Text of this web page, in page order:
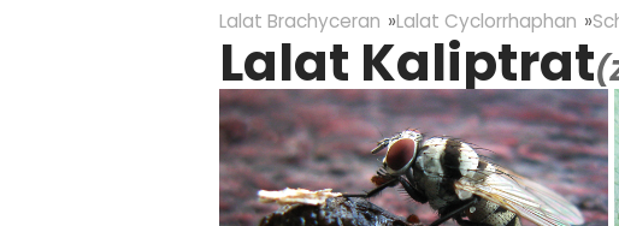
Lalat Brachyceran
Lalat Cyclorrhaphan
Lalat Kaliptrat